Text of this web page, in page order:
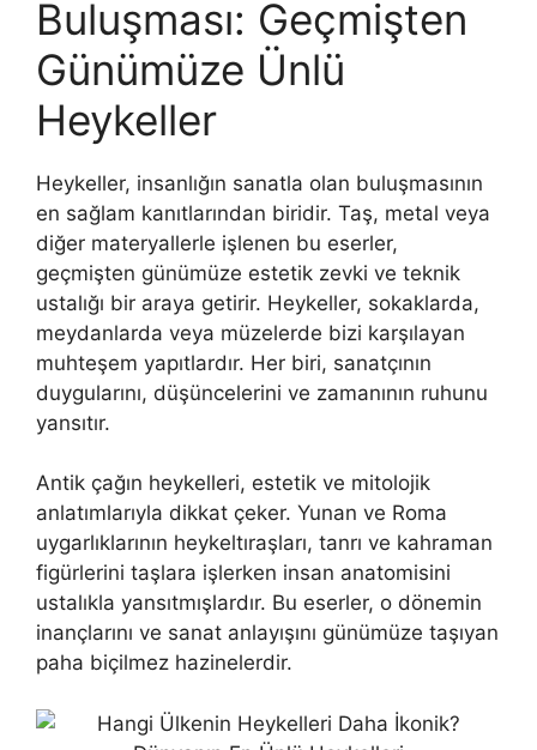
Buluşması: Geçmişten
Günümüze Ünlü
Heykeller
Heykeller, insanlığın sanatla olan buluşmasının
en sağlam kanıtlarından biridir. Taş, metal veya
diğer materyallerle işlenen bu eserler,
geçmişten günümüze estetik zevki ve teknik
ustalığı bir araya getirir. Heykeller, sokaklarda,
meydanlarda veya müzelerde bizi karşılayan
muhteşem yapıtlardır. Her biri, sanatçının
duygularını, düşüncelerini ve zamanının ruhunu
yansıtır.
Antik çağın heykelleri, estetik ve mitolojik
anlatımlarıyla dikkat çeker. Yunan ve Roma
uygarlıklarının heykeltıraşları, tanrı ve kahraman
figürlerini taşlara işlerken insan anatomisini
ustalıkla yansıtmışlardır. Bu eserler, o dönemin
inançlarını ve sanat anlayışını günümüze taşıyan
paha biçilmez hazinelerdir.